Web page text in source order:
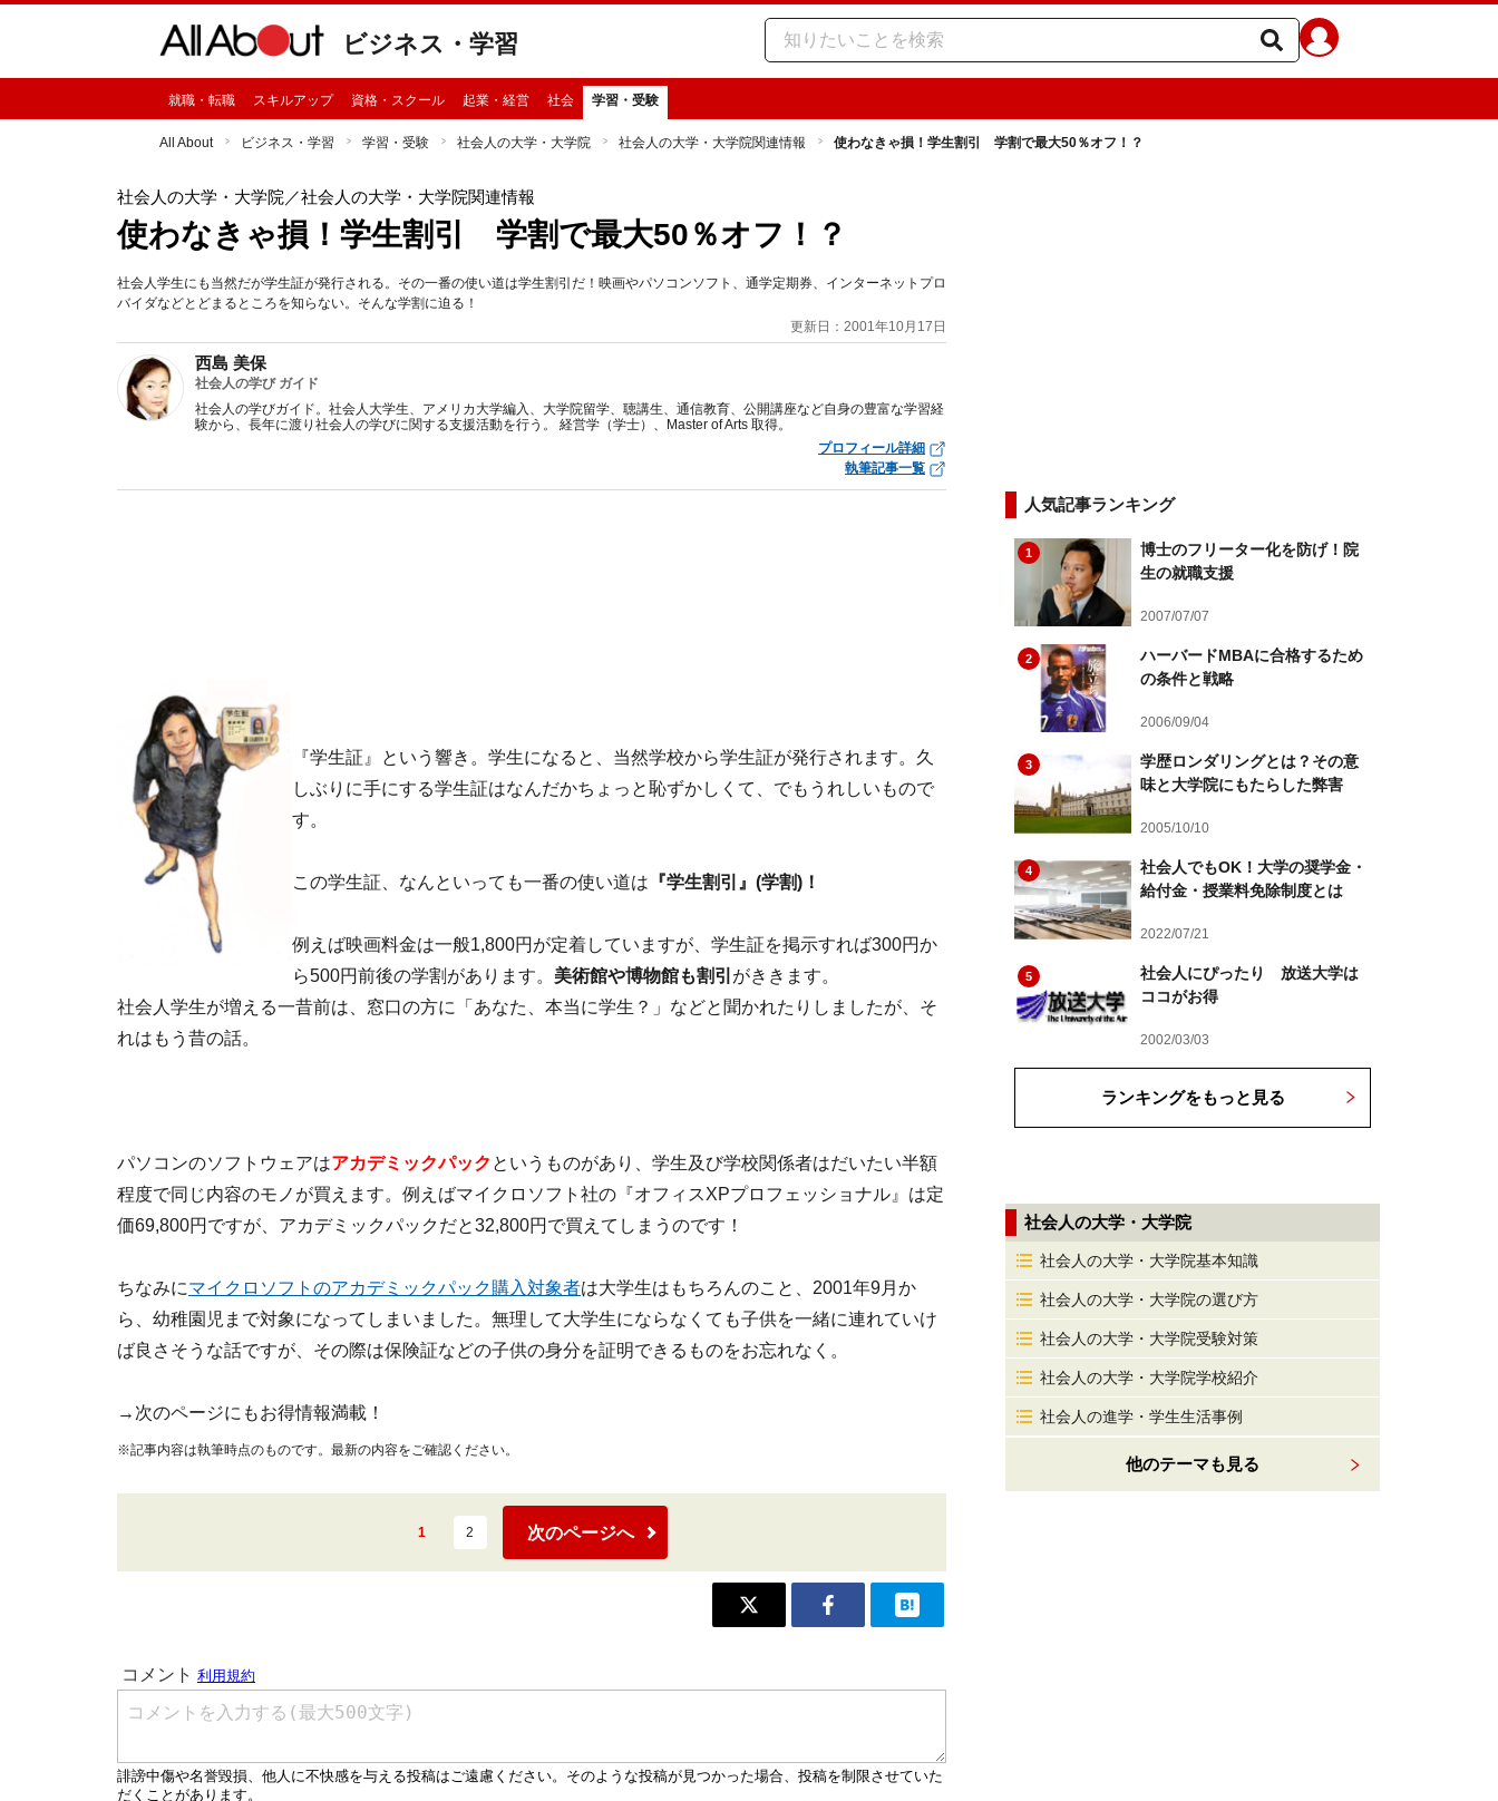
ビジネス・学習
就職・転職 スキルアップ 資格・スクール 起業・経営 社会 学習・受験
All About ビジネス・学習 学習・受験 社会人の大学・大学院 社会人の大学・大学院関連情報 使わなきゃ損！学生割引 学割で最大50％オフ！？
社会人の大学・大学院 ／社会人の大学・大学院関連情報
使わなきゃ損！学生割引 学割で最大50％オフ！？
社会人学生にも当然だが学生証が発行される。その一番の使い道は学生割引だ！映画やパソコンソフト、通学定期券、インターネットプロ
バイダなどとどまるところを知らない。そんな学割に迫る！
更新日：2001年10月17日
西島 美保
社会人の学び ガイド
社会人の学びガイド。社会人大学生、アメリカ大学編入、大学院留学、聴講生、通信教育、公開講座など自身の豊富な学習経
験から、長年に渡り社会人の学びに関する支援活動を行う。 経営学（学士）、Master of Arts 取得。
プロフィール詳細
執筆記事一覧
『学生証』という響き。学生になると、当然学校から学生証が発行されます。久
しぶりに手にする学生証はなんだかちょっと恥ずかしくて、でもうれしいもので
す。
この学生証、なんといっても一番の使い道は 『学生割引』(学割)！
例えば映画料金は一般1,800円が定着していますが、学生証を掲示すれば300円か
ら500円前後の学割があります。 美術館や博物館も割引 がききます。
社会人学生が増える一昔前は、窓口の方に「あなた、本当に学生？」などと聞かれたりしましたが、そ
れはもう昔の話。
パソコンのソフトウェアはアカデミックパック というものがあり、学生及び学校関係者はだいたい半額
程度で同じ内容のモノが買えます。例えばマイクロソフト社の『オフィスXPプロフェッショナル』は定
価69,800円ですが、アカデミックパックだと32,800円で買えてしまうのです！
ちなみにマイクロソフトのアカデミックパック購入対象者は大学生はもちろんのこと、2001年9月か
ら、幼稚園児まで対象になってしまいました。無理して大学生にならなくても子供を一緒に連れていけ
ば良さそうな話ですが、その際は保険証などの子供の身分を証明できるものをお忘れなく。
→次のページにもお得情報満載！
※記事内容は執筆時点のものです。最新の内容をご確認ください。
1 2 次のページへ
人気記事ランキング
1
博士のフリーター化を防げ！院
生の就職支援
2007/07/07
2
ハーバードMBAに合格するため
の条件と戦略
2006/09/04
3
学歴ロンダリングとは？その意
味と大学院にもたらした弊害
2005/10/10
4
社会人でもOK！大学の奨学金・
給付金・授業料免除制度とは
2022/07/21
5
社会人にぴったり 放送大学は
ココがお得
2002/03/03
ランキングをもっと見る
社会人の大学・大学院
社会人の大学・大学院基本知識
社会人の大学・大学院の選び方
社会人の大学・大学院受験対策
社会人の大学・大学院学校紹介
社会人の進学・学生生活事例
他のテーマも見る